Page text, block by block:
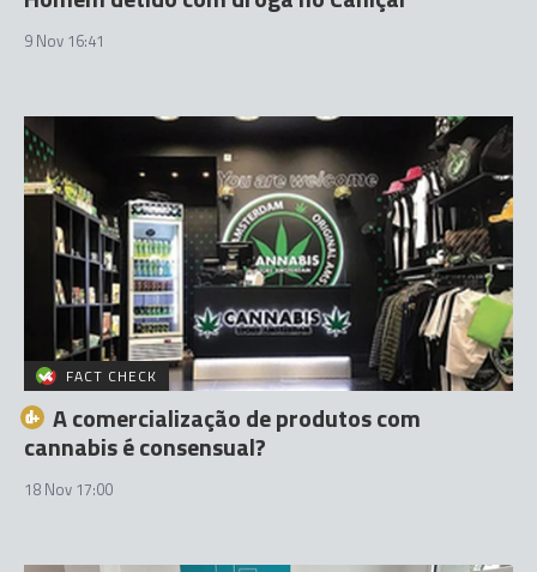
9 Nov 16:41
FACT CHECK
A comercialização de produtos com
cannabis é consensual?
18 Nov 17:00